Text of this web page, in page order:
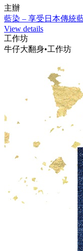
主辦
藍染 – 享受日本傳統
View details
工作坊
牛仔大翻身•工作坊